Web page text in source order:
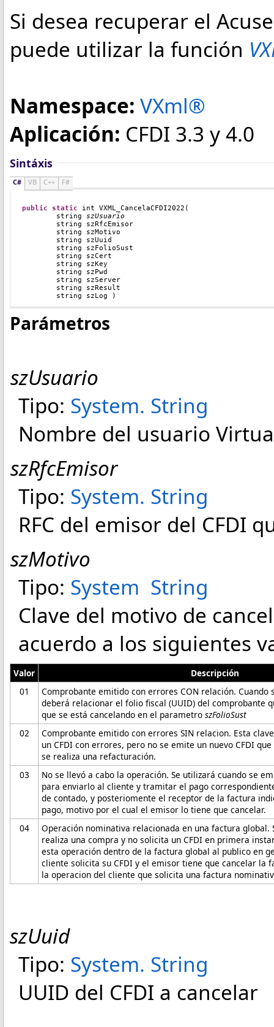
Si desea recuperar el
puede utilizar la función
Namespace: VXml®
Aplicación: CFDI 3.3 y 4.0
Sintáxis
C# VB C++ F#
public static int VXML_CancelaCFDI2022 (
string
szUsuario
        string
szRfcEmisor
        string
szMotivo
        string
szUuid
	string szFolioSust
        string
szCert
        string
szKey
        string
szPwd
	string szServer
        string
szResult
        string
szLog )
Parámetros
szUsuario
Tipo: System. String
Nombre del usuario
szRfcEmisor
Tipo: System. String
RFC del emisor del CFDI
szMotivo
Tipo: System String
Clave del motivo de
acuerdo a los siguientes
Valor
Descripción
01
Comprobante emitido con errores CON relación. Cuando
deberá relacionar el folio fiscal (UUID) del comprobante
que se está cancelando en el parametro szFolioSust
02
Comprobante emitido con errores SIN relacion. Esta
un CFDI con errores, pero no se emite un nuevo CFDI
se realiza una refacturación.
03
No se llevó a cabo la operación. Se utilizará cuando se
para enviarlo al cliente y tramitar el pago
de contado, y posteriomente el receptor de la factura
pago, motivo por el cual el emisor lo tiene que cancelar.
04
Operación nominativa relacionada en una factura global.
realiza una compra y no solicita un CFDI en primera
esta operación dentro de la factura global al publico en
cliente solicita su CFDI y el emisor tiene que cancelar la
la operacion del cliente que solicita una factura
szUuid
Tipo: System. String
UUID del CFDI a cancelar